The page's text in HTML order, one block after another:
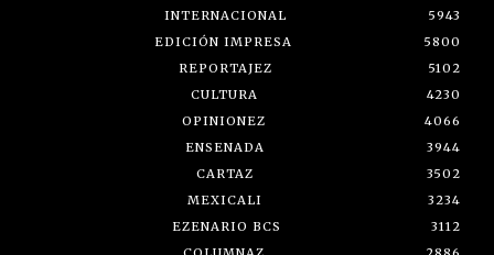
INTERNACIONAL
5943
EDICIÓN IMPRESA
5800
REPORTAJEZ
5102
CULTURA
4230
OPINIONEZ
4066
ENSENADA
3944
CARTAZ
3502
MEXICALI
3234
EZENARIO BCS
3112